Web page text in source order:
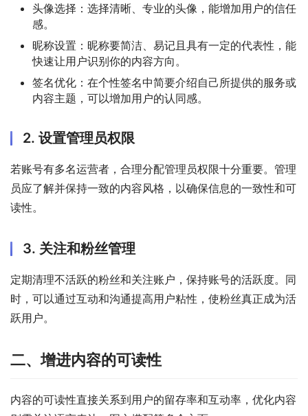
头像选择：选择清晰、专业的头像，能增加用户的信任
感。
昵称设置：昵称要简洁、易记且具有一定的代表性，能
快速让用户识别你的内容方向。
签名优化：在个性签名中简要介绍自己所提供的服务或
内容主题，可以增加用户的认同感。
2. 设置管理员权限
若账号有多名运营者，合理分配管理员权限十分重要。管理
员应了解并保持一致的内容风格，以确保信息的一致性和可
读性。
3. 关注和粉丝管理
定期清理不活跃的粉丝和关注账户，保持账号的活跃度。同
时，可以通过互动和沟通提高用户粘性，使粉丝真正成为活
跃用户。
二、增进内容的可读性
内容的可读性直接关系到用户的留存率和互动率，优化内容